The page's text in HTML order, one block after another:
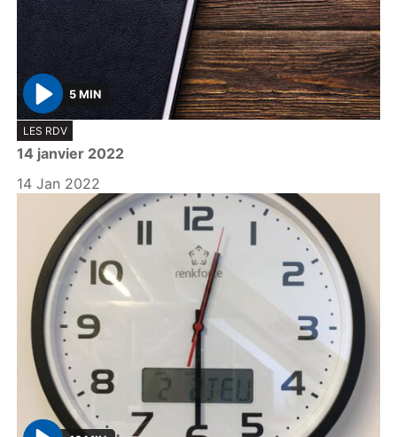
P
l
a
y
5 MIN
LES RDV
14 janvier 2022
14 Jan 2022